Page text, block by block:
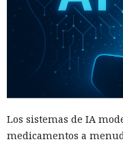
Los sistemas de IA
medicamentos a